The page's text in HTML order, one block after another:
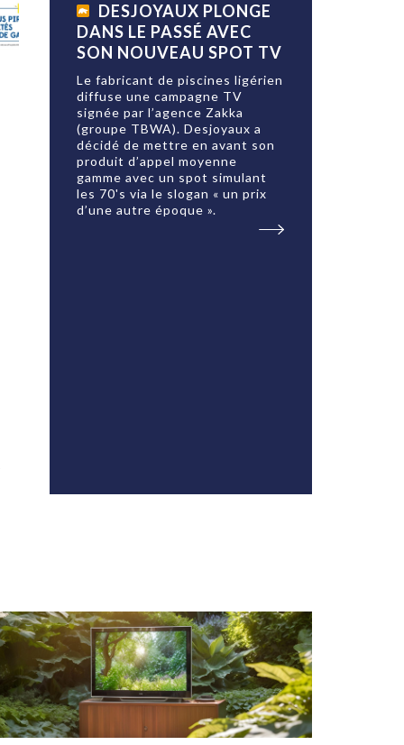
DESJOYAUX PLONGE
DANS LE PASSÉ AVEC
SON NOUVEAU SPOT TV
Le fabricant de piscines ligérien
diffuse une campagne TV
signée par l’agence Zakka
(groupe TBWA). Desjoyaux a
décidé de mettre en avant son
produit d’appel moyenne
gamme avec un spot simulant
les 70's via le slogan « un prix
d’une autre époque ».